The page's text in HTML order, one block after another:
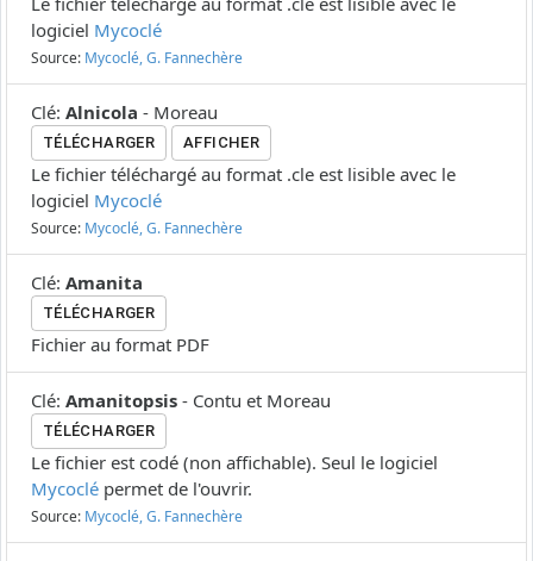
logiciel Mycoclé
Source: Mycoclé, G. Fannechère
Clé: Alnicola - Moreau
TÉLÉCHARGER AFFICHER
Le fichier téléchargé au format .cle est lisible avec le
logiciel Mycoclé
Source: Mycoclé, G. Fannechère
Clé: Amanita
TÉLÉCHARGER
Fichier au format PDF
Clé: Amanitopsis - Contu et Moreau
TÉLÉCHARGER
Le fichier est codé (non affichable). Seul le logiciel
Mycoclé permet de l'ouvrir.
Source: Mycoclé, G. Fannechère